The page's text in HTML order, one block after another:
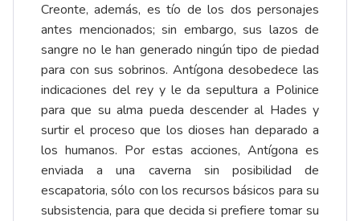
Creonte, además, es tío de los dos personajes
antes mencionados; sin embargo, sus lazos de
sangre no le han generado ningún tipo de piedad
para con sus sobrinos. Antígona desobedece las
indicaciones del rey y le da sepultura a Polinice
para que su alma pueda descender al Hades y
surtir el proceso que los dioses han deparado a
los humanos. Por estas acciones, Antígona es
enviada a una caverna sin posibilidad de
escapatoria, sólo con los recursos básicos para su
subsistencia, para que decida si prefiere tomar su